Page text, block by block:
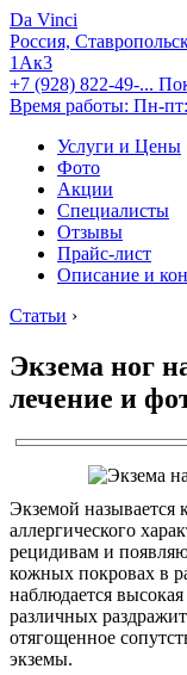
Da Vinci
Россия,
1Ак3
+7 (928) 822-49-...
Время работы: Пн-
Услуги и Цены
Фото
Акции
Специалисты
Отзывы
Прайс-лист
Описание и
Статьи ›
Экзема ног
лечение и
Экземой называется
аллергического
рецидивам и
кожных покровах в
наблюдается
различных
отягощенное
экземы.